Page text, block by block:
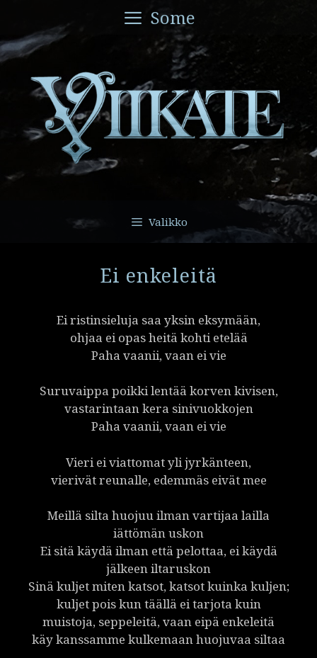
sisältöön
Some
Valikko
Ei enkeleitä
Ei ristinsieluja saa yksin eksymään,
ohjaa ei opas heitä kohti etelää
Paha vaanii, vaan ei vie
Suruvaippa poikki lentää korven kivisen,
vastarintaan kera sinivuokkojen
Paha vaanii, vaan ei vie
Vieri ei viattomat yli jyrkänteen,
vierivät reunalle, edemmäs eivät mee
Meillä silta huojuu ilman vartijaa lailla
iättömän uskon
Ei sitä käydä ilman että pelottaa, ei käydä
jälkeen iltaruskon
Sinä kuljet miten katsot, katsot kuinka kuljen;
kuljet pois kun täällä ei tarjota kuin
muistoja, seppeleitä, vaan eipä enkeleitä
käy kanssamme kulkemaan huojuvaa siltaa